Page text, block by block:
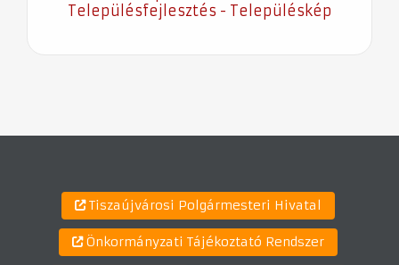
Településfejlesztés - Településkép
Tiszaújvárosi Polgármesteri Hivatal
Önkormányzati Tájékoztató Rendszer